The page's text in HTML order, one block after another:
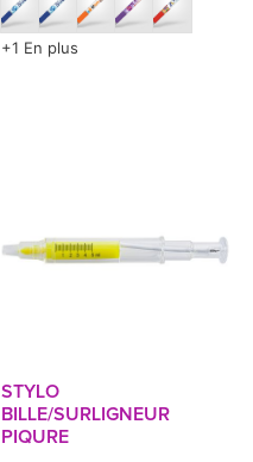
+1 En plus
STYLO
BILLE/SURLIGNEUR
PIQURE